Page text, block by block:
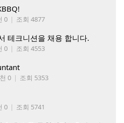
0 | 조회 4877
테크니션을 채용 합니다.
0 | 조회 4553
0 | 조회 5353
0 | 조회 5741